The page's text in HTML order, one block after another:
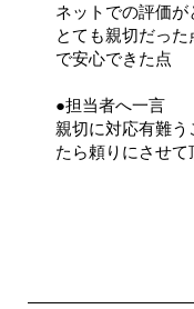
ネットでの評価
とても親切だっ
で安心できた点
●担当者へ一言
親切に対応有難
たら頼りにさせて